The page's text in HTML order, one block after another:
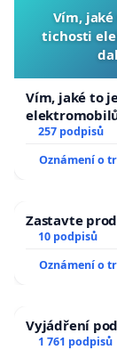
Vím,
tichosti
Vím, jaké to
zaveďme
257 podpisů
Oznámení o
Zastavte
10 podpisů
Oznámení o
Vyjádření
1 761 podpisů